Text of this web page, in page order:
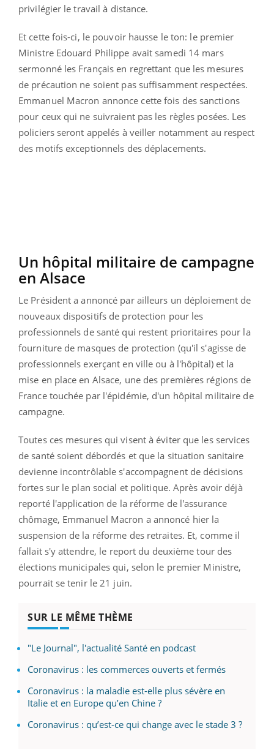
privilégier le travail à distance.
Et cette fois-ci, le pouvoir hausse le ton: le premier
Ministre Edouard Philippe avait samedi 14 mars
sermonné les Français en regrettant que les mesures
de précaution ne soient pas suffisamment respectées.
Emmanuel Macron annonce cette fois des sanctions
pour ceux qui ne suivraient pas les règles posées. Les
policiers seront appelés à veiller notamment au respect
des motifs exceptionnels des déplacements.
Un hôpital militaire de campagne
en Alsace
Le Président a annoncé par ailleurs un déploiement de
nouveaux dispositifs de protection pour les
professionnels de santé qui restent prioritaires pour la
fourniture de masques de protection (qu'il s'agisse de
professionnels exerçant en ville ou à l'hôpital) et la
mise en place en Alsace, une des premières régions de
France touchée par l'épidémie, d'un hôpital militaire de
campagne.
Toutes ces mesures qui visent à éviter que les services
de santé soient débordés et que la situation sanitaire
devienne incontrôlable s'accompagnent de décisions
fortes sur le plan social et politique. Après avoir déjà
reporté l'application de la réforme de l'assurance
chômage, Emmanuel Macron a annoncé hier la
suspension de la réforme des retraites. Et, comme il
fallait s'y attendre, le report du deuxième tour des
élections municipales qui, selon le premier Ministre,
pourrait se tenir le 21 juin.
SUR LE MÊME THÈME
"Le Journal", l'actualité Santé en podcast
Coronavirus : les commerces ouverts et fermés
Coronavirus : la maladie est-elle plus sévère en
Italie et en Europe qu’en Chine ?
Coronavirus : qu’est-ce qui change avec le stade 3 ?